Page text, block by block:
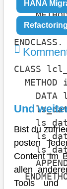
ENDCLASS.
CLASS
DATA
ls_date-
HANA
Refactoring
Und
Bist du
posten
Content im
allen
Tools und